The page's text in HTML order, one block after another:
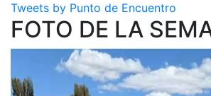
Tweets by Punto de Encuentro
FOTO DE LA